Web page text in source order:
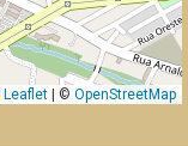
Leaflet | © OpenStreetMap